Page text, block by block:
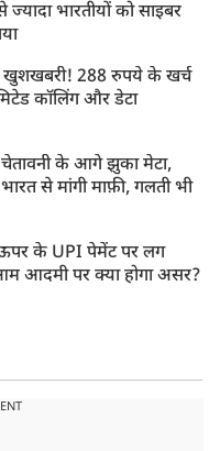
भारतीयों को साइबर
खुशखबरी! 288 रुपये के खर्च
कॉलिंग और डेटा
चेतावनी के आगे झुका मेटा,
से मांगी माफ़ी, गलती भी
के UPI पेमेंट पर लग
आदमी पर क्या होगा असर?